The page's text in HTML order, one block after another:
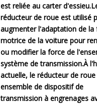
est reliée au carter
réducteur de roue est utilisé
augmenter l'adaptation de la
motrice de la voiture pour
ou modifier la force de
système de transmission.À
actuelle, le réducteur de
ensemble de dispositif de
transmission à engrenages